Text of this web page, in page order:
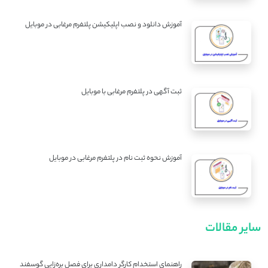
آموزش دانلود و نصب اپلیکیشن پلتفرم مرغابی در موبایل
ثبت آگهی در پلتفرم مرغابی با موبایل
آموزش نحوه ثبت نام در پلتفرم مرغابی در موبایل
سایر مقالات
راهنمای استخدام کارگر دامداری برای فصل بره‌زایی گوسفند